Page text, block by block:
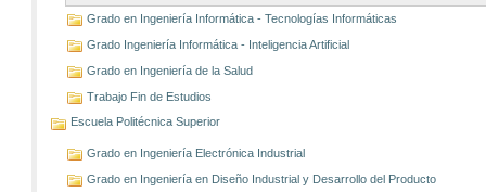
Grado en Ingeniería Informática - Tecnologías Informáticas
Grado Ingeniería Informática - Inteligencia Artificial
Grado en Ingeniería de la Salud
Trabajo Fin de Estudios
Escuela Politécnica Superior
Grado en Ingeniería Electrónica Industrial
Grado en Ingeniería en Diseño Industrial y Desarrollo del Producto